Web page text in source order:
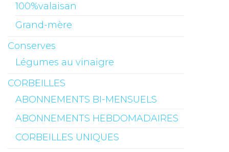
100%valaisan
Grand-mère
Conserves
Légumes au vinaigre
CORBEILLES
ABONNEMENTS BI-MENSUELS
ABONNEMENTS HEBDOMADAIRES
CORBEILLES UNIQUES